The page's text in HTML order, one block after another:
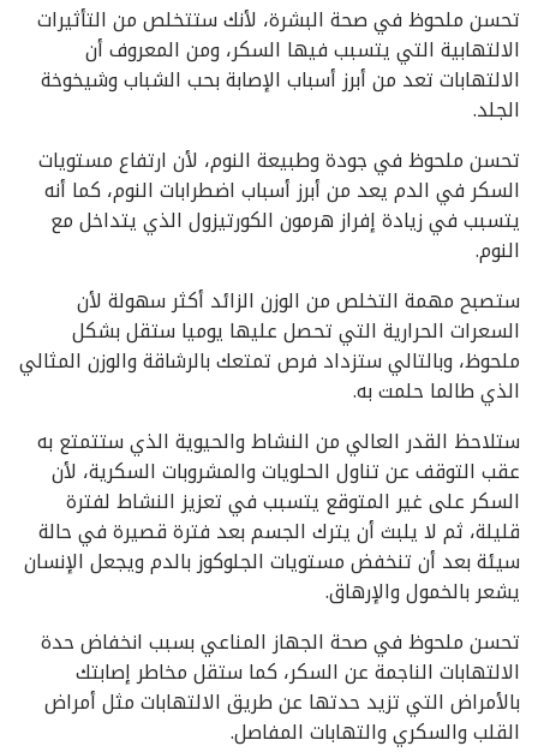
تحسن ملحوظ في صحة البشرة، لأنك ستتخلص من التأثيرات
الالتهابية التي يتسبب فيها السكر، ومن المعروف أن
الالتهابات تعد من أبرز أسباب الإصابة بحب الشباب وشيخوخة
الجلد.
تحسن ملحوظ في جودة وطبيعة النوم، لأن ارتفاع مستويات
السكر في الدم يعد من أبرز أسباب اضطرابات النوم، كما أنه
يتسبب في زيادة إفراز هرمون الكورتيزول الذي يتداخل مع
النوم.
ستصبح مهمة التخلص من الوزن الزائد أكثر سهولة لأن
السعرات الحرارية التي تحصل عليها يوميا ستقل بشكل
ملحوظ، وبالتالي ستزداد فرص تمتعك بالرشاقة والوزن المثالي
الذي طالما حلمت به.
ستلاحظ القدر العالي من النشاط والحيوية الذي ستتمتع به
عقب التوقف عن تناول الحلويات والمشروبات السكرية، لأن
السكر على غير المتوقع يتسبب في تعزيز النشاط لفترة
قليلة، ثم لا يلبث أن يترك الجسم بعد فترة قصيرة في حالة
سيئة بعد أن تنخفض مستويات الجلوكوز بالدم ويجعل الإنسان
يشعر بالخمول والإرهاق.
تحسن ملحوظ في صحة الجهاز المناعي بسبب انخفاض حدة
الالتهابات الناجمة عن السكر، كما ستقل مخاطر إصابتك
بالأمراض التي تزيد حدتها عن طريق الالتهابات مثل أمراض
القلب والسكري والتهابات المفاصل.